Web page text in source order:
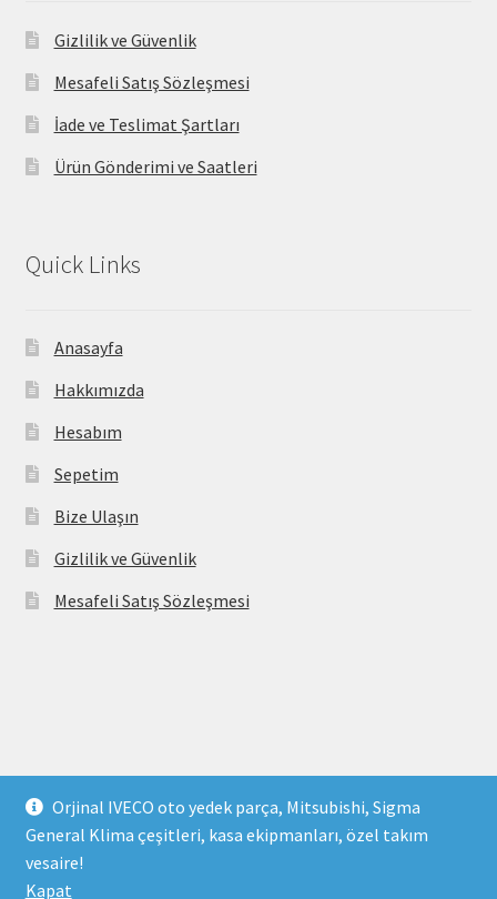
Orjinal IVECO oto yedek parça, Mitsubishi, Sigma
General Klima çeşitleri, kasa ekipmanları, özel takım
vesaire!
Kapat
Gizlilik ve Güvenlik
Mesafeli Satış Sözleşmesi
İade ve Teslimat Şartları
Ürün Gönderimi ve Saatleri
Quick Links
Anasayfa
Hakkımızda
Hesabım
Sepetim
Bize Ulaşın
Gizlilik ve Güvenlik
Mesafeli Satış Sözleşmesi
Copyright 2021 © parcavs.com Tüm hakları saklıdır. Kredi
kartı bilgileriniz 256bit SSL sertifikası ile korunmaktadır.